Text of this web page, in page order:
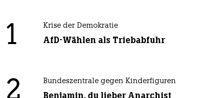
1 Krise der Demokratie
AfD-Wählen als Triebabfuhr
Bundeszentrale gegen Kinderfiguren
Benjamin, du lieber Anarchist